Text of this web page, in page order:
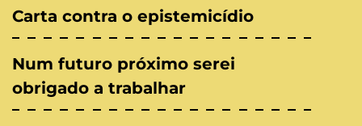
Carta contra o epistemicídio
Num futuro próximo serei
obrigado a trabalhar